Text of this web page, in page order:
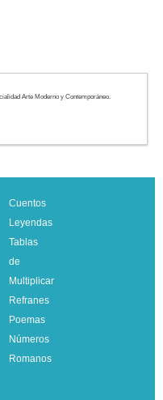
Cuentos
Leyendas
Tablas
de
Multiplicar
Refranes
Poemas
Números
Romanos